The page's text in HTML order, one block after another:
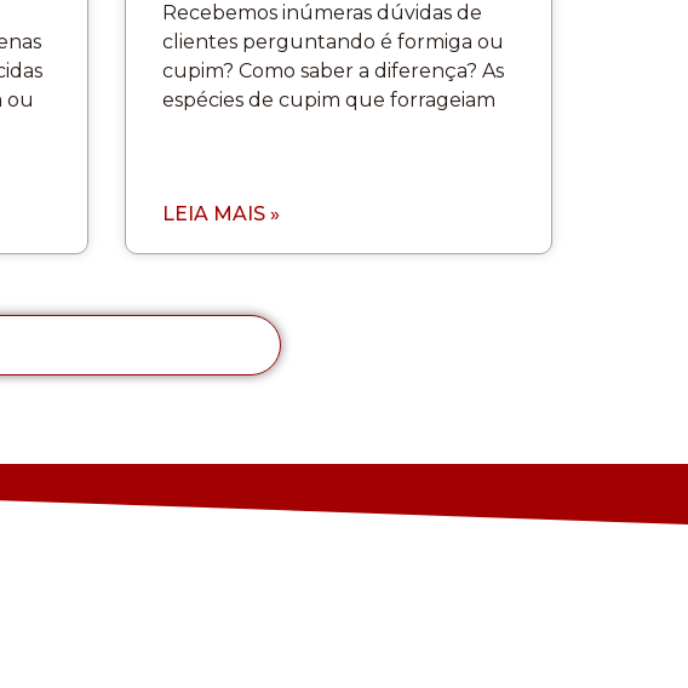
ou
Recebemos inúmeras dúvidas de
clientes perguntando é formiga ou
cupim? Como saber a diferença? As
espécies de cupim que forrageiam
LEIA MAIS »